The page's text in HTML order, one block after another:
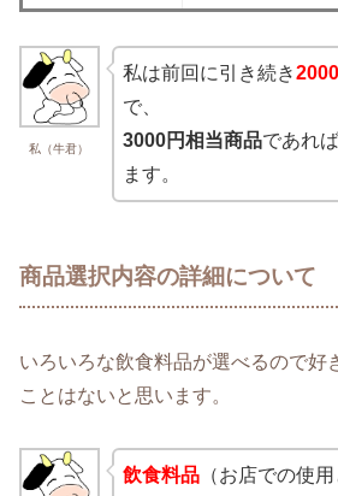
私（牛君）
私は前回に引き続き
で、
3000円相当商品であれば
ます。
商品選択内容の詳細について
いろいろな飲食料品が選べるので好
ことはないと思います。
飲食料品（お店での使